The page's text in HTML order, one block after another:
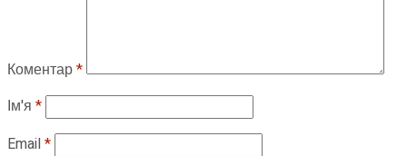
Коментар*
Ім'я *
Email*